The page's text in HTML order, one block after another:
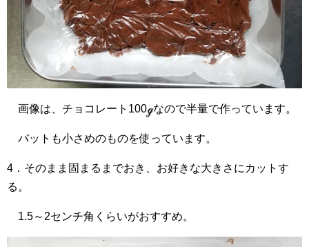
画像は、チョコレート100ℊなので半量で作っています。
バットも小さめのものを使っています。
4．そのまま固まるまでおき、お好きな大きさにカットす
る。
1.5～2センチ角くらいがおすすめ。